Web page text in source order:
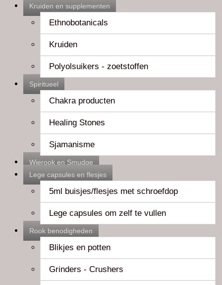
Kruiden en supplementen
Ethnobotanicals
Kruiden
Polyolsuikers - zoetstoffen
Spiritueel
Chakra producten
Healing Stones
Sjamanisme
Wierook en Smudge
Lege capsules en flesjes
5ml buisjes/flesjes met schroefdop
Lege capsules om zelf te vullen
Rook benodigheden
Blikjes en potten
Grinders - Crushers